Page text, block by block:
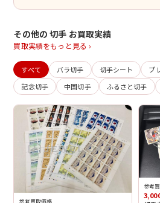
その他の 切手 お買取実績
買取実績をもっと見る ›
すべて バラ切手 切手シート プ
記念切手
中国切手 ふるさと切手
参考買取価格
参考